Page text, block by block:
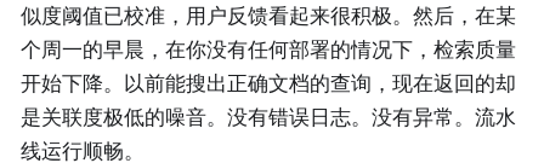
似度阈值已校准，用户反馈看起来很积极。然后，在某
个周一的早晨，在你没有任何部署的情况下，检索质量
开始下降。以前能搜出正确文档的查询，现在返回的却
是关联度极低的噪音。没有错误日志。没有异常。流水
线运行顺畅。